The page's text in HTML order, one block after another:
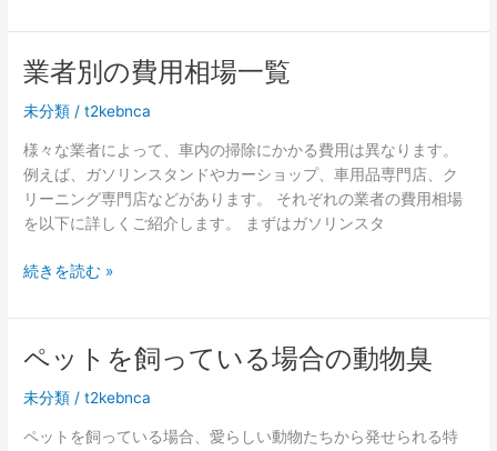
て
も
金
も
変
わ
る
パ
ー
ツ
は
っ
て
お
こ
業者別の費用相場一覧
未分類 /t2kebnca
様々な業者によって、車内の掃除にかかる費用は異なります。
例えば、ガソリンスタンドやカーショップ、車用品専門店、ク
リーニング専門店などがあります。 それぞれの業者の費用相場
を以下に詳しくご紹介します。 まずはガソリンスタ
業
別
費
用
場
続きを読む »
ペットを飼っている場合の動物臭
未分類 /t2kebnca
ペットを飼っている場合、愛らしい動物たちから発せられる特